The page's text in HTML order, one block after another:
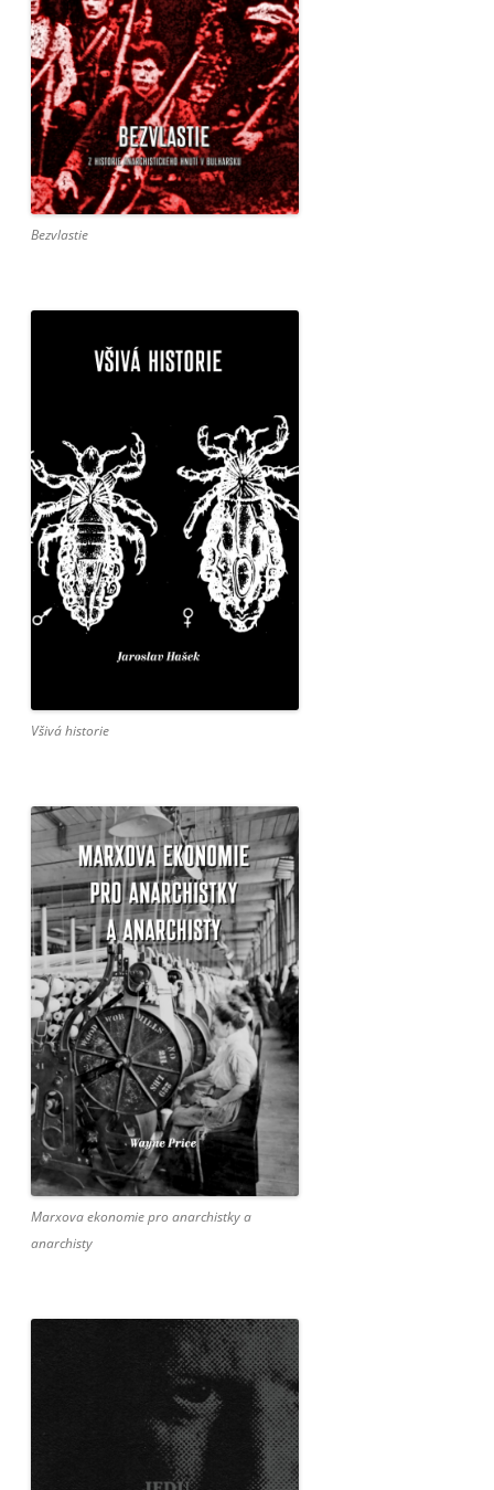
Bezvlastie
Všivá historie
Marxova ekonomie pro anarchistky a
anarchisty